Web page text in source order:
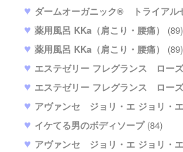
ダームオーガニック® トライアル
薬用風呂 KKa（肩こり・腰痛）
(89)
薬用風呂 KKa（肩こり・腰痛）
(89)
エステゼリー フレグランス ロー
エステゼリー フレグランス ロー
アヴァンセ ジョリ・エ ジョリ・エ
イケてる男のボディソープ(84)
アヴァンセ ジョリ・エ ジョリ・エ